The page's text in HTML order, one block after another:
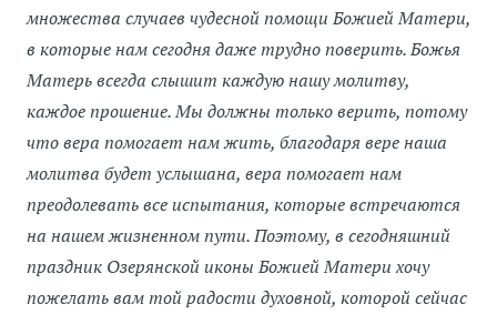
множества случаев чудесной помощи Божией Матери,
в которые нам сегодня даже трудно поверить. Божья
Матерь всегда слышит каждую нашу молитву,
каждое прошение. Мы должны только верить, потому
что вера помогает нам жить, благодаря вере наша
молитва будет услышана, вера помогает нам
преодолевать все испытания, которые встречаются
на нашем жизненном пути. Поэтому, в сегодняшний
праздник Озерянской иконы Божией Матери хочу
пожелать вам той радости духовной, которой сейчас